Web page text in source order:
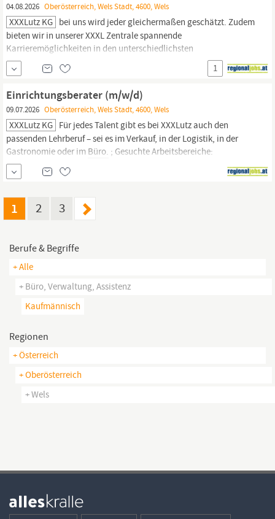
04.08.2026 Oberösterreich, Wels Stadt, 4600, Wels
XXXLutz KG bei uns wird jeder gleichermaßen geschätzt. Zudem
bieten wir in unserer XXXL Zentrale spannende
Karrieremöglichkeiten in den unterschiedlichsten
Verwaltungsbereichen. ; Bist du bereit für ein X mehr an
Ausbildungsmöglichkeiten? Für jedes Talent gibt es bei XXXLutz
auch den passenden Lehrberuf – sei es im Verkauf, in der Logistik,
in der Gastronomie oder imBüro.;
1
Einrichtungsberater (m/w/d)
09.07.2026 Oberösterreich, Wels Stadt, 4600, Wels
XXXLutz KG Für jedes Talent gibt es bei XXXLutz auch den
passenden Lehrberuf – sei es im Verkauf, in der Logistik, in der
Gastronomie oder im Büro. ; Gesuchte Arbeitsbereiche:
Bauwesen/Instandhaltung, E-Commerce, Einkauf, Finanzen,
Gastronomie, IT, Logistik, Marketing, Merchandising, Montage,
1 2 3
Berufe & Begriffe
+ Alle
+ Büro, Verwaltung, Assistenz
Kaufmännisch
Regionen
+ Österreich
+ Oberösterreich
+ Wels